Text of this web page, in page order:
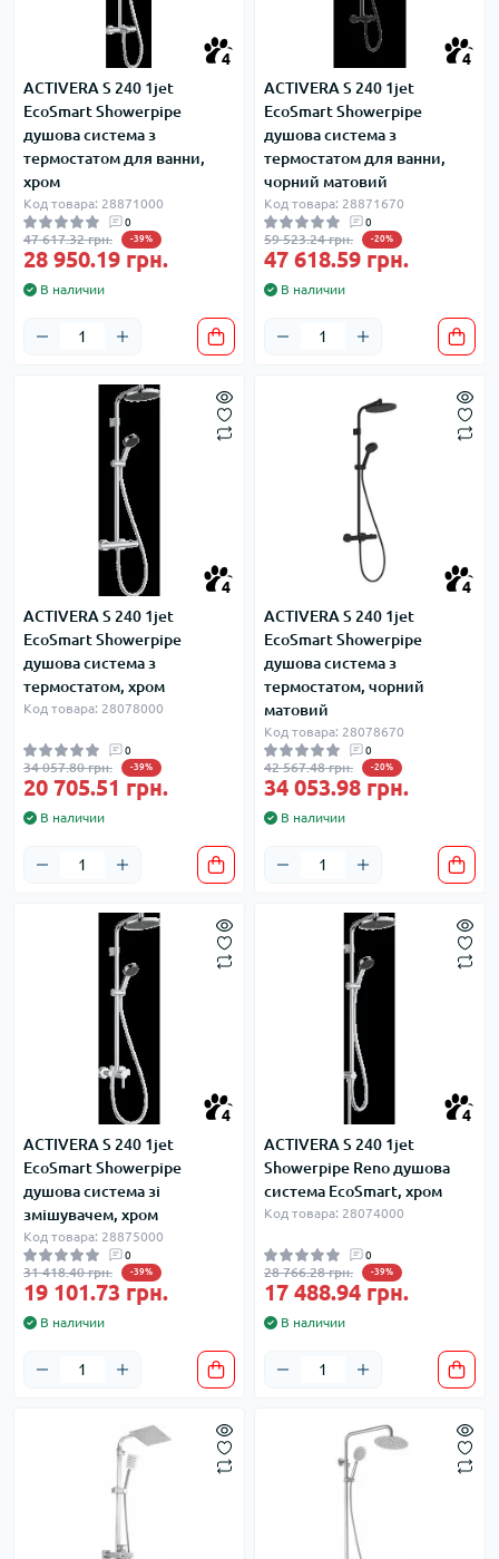
4
ACTIVERA S 240 1jet
EcoSmart Showerpipe
душова система з
термостатом для ванни,
хром
Код товара: 28871000
0
47 617.32 грн. -39%
28 950.19 грн.
В наличии
4
ACTIVERA S 240 1jet
EcoSmart Showerpipe
душова система з
термостатом для ванни,
чорний матовий
Код товара: 28871670
0
59 523.24 грн. -20%
47 618.59 грн.
В наличии
4
ACTIVERA S 240 1jet
EcoSmart Showerpipe
душова система з
термостатом, хром
Код товара: 28078000
0
34 057.80 грн. -39%
20 705.51 грн.
В наличии
4
ACTIVERA S 240 1jet
EcoSmart Showerpipe
душова система з
термостатом, чорний
матовий
Код товара: 28078670
0
42 567.48 грн. -20%
34 053.98 грн.
В наличии
4
ACTIVERA S 240 1jet
EcoSmart Showerpipe
душова система зі
змішувачем, хром
Код товара: 28875000
0
31 418.40 грн. -39%
19 101.73 грн.
В наличии
4
ACTIVERA S 240 1jet
Showerpipe Reno душова
система EcoSmart, хром
Код товара: 28074000
0
28 766.28 грн. -39%
17 488.94 грн.
В наличии